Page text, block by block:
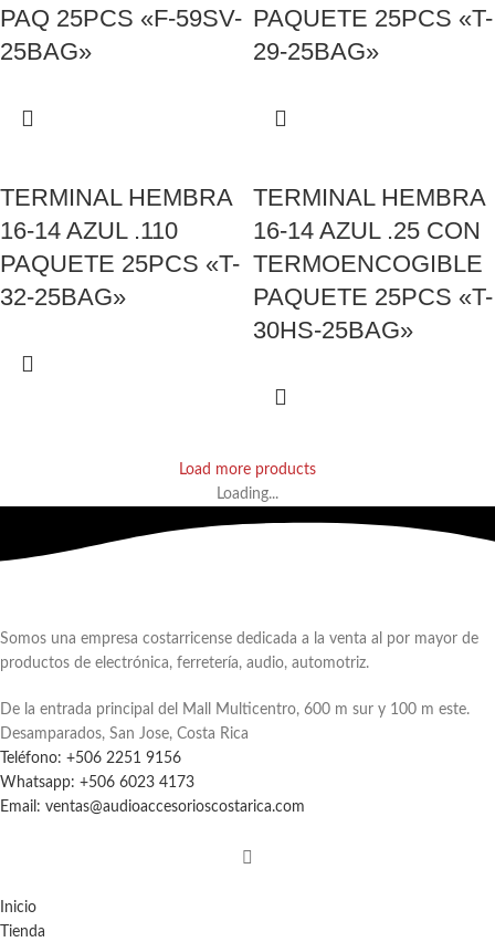
PAQ 25PCS «F-59SV-
25BAG»
PAQUETE 25PCS «T-
29-25BAG»
TERMINAL HEMBRA
16-14 AZUL .110
PAQUETE 25PCS «T-
32-25BAG»
TERMINAL HEMBRA
16-14 AZUL .25 CON
TERMOENCOGIBLE
PAQUETE 25PCS «T-
30HS-25BAG»
Load more products
Loading...
Somos una empresa costarricense dedicada a la venta al por mayor de
productos de electrónica, ferretería, audio, automotriz.
De la entrada principal del Mall Multicentro, 600 m sur y 100 m este.
Desamparados, San Jose, Costa Rica
Teléfono: +506 2251 9156
Whatsapp: +506 6023 4173
Email: ventas@audioaccesorioscostarica.com
Inicio
Tienda